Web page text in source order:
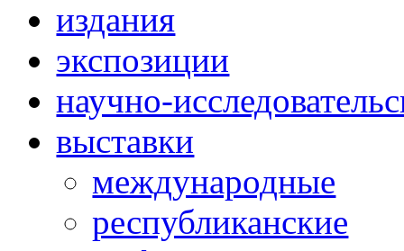
издания
экспозиции
научно-
выставки
международные
республиканские